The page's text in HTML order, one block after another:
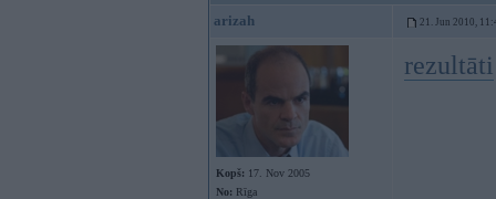
arizah 21. Jun 2010,
Kopš: 17. Nov 2005
No: Rīga
rezultāti